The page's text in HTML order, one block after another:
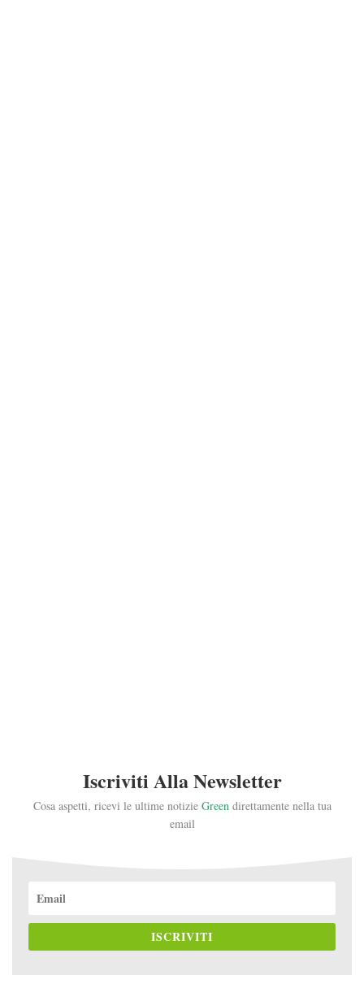
Iscriviti Alla Newsletter
Cosa aspetti, ricevi le ultime notizie Green direttamente nella tua
email
ISCRIVITI